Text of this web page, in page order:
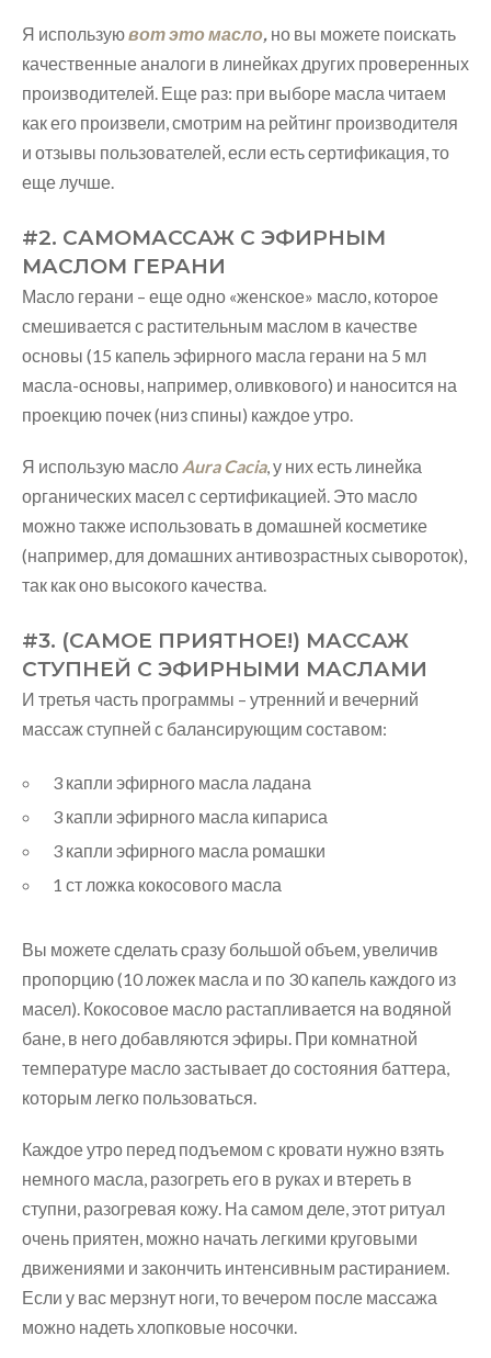
Я используювот это масло, но вы можете поискать
качественные аналоги в линейках других проверенных
производителей. Еще раз: при выборе масла читаем
как его произвели, смотрим на рейтинг производителя
и отзывы пользователей, если есть сертификация, то
еще лучше.
#2. САМОМАССАЖ С ЭФИРНЫМ
МАСЛОМ ГЕРАНИ
Масло герани – еще одно «женское» масло, которое
смешивается с растительным маслом в качестве
основы (15 капель эфирного масла герани на 5 мл
масла-основы, например, оливкового) и наносится на
проекцию почек (низ спины) каждое утро.
Я использую масло Aura Cacia, у них есть линейка
органических масел с сертификацией. Это масло
можно также использовать в домашней косметике
(например, для домашних антивозрастных сывороток),
так как оно высокого качества.
#3. (САМОЕ ПРИЯТНОЕ!) МАССАЖ
СТУПНЕЙ С ЭФИРНЫМИ МАСЛАМИ
И третья часть программы – утренний и вечерний
массаж ступней с балансирующим составом:
3 капли эфирного масла ладана
3 капли эфирного масла кипариса
3 капли эфирного масла ромашки
1 ст ложка кокосового масла
Вы можете сделать сразу большой объем, увеличив
пропорцию (10 ложек масла и по 30 капель каждого из
масел). Кокосовое масло растапливается на водяной
бане, в него добавляются эфиры. При комнатной
температуре масло застывает до состояния баттера,
которым легко пользоваться.
Каждое утро перед подъемом с кровати нужно взять
немного масла, разогреть его в руках и втереть в
ступни, разогревая кожу. На самом деле, этот ритуал
очень приятен, можно начать легкими круговыми
движениями и закончить интенсивным растиранием.
Если у вас мерзнут ноги, то вечером после массажа
можно надеть хлопковые носочки.